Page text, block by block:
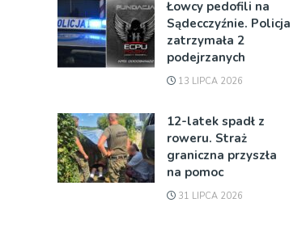
Łowcy pedofili na
Sądecczyźnie. Policja
zatrzymała 2
podejrzanych
13 LIPCA 2026
12-latek spadł z
roweru. Straż
graniczna przyszła
na pomoc
31 LIPCA 2026